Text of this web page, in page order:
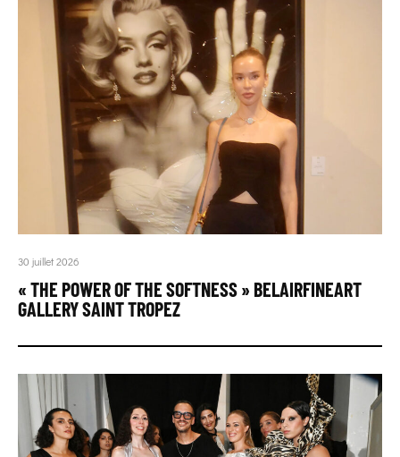
30 juillet 2026
« THE POWER OF THE SOFTNESS » BELAIRFINEART
GALLERY SAINT TROPEZ